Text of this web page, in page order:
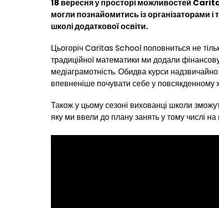
18 вересня у просторі можливостей
могли познайомитись із організаторами
школі додаткової освіти.
Цьогоріч Caritas School поповниться не
традиційної математики ми додали
медіаграмотність. Обидва курси
впевненіше почувати себе у повсякденному
Також у цьому сезоні вихованці школи
яку ми ввели до плану занять у тому числі на